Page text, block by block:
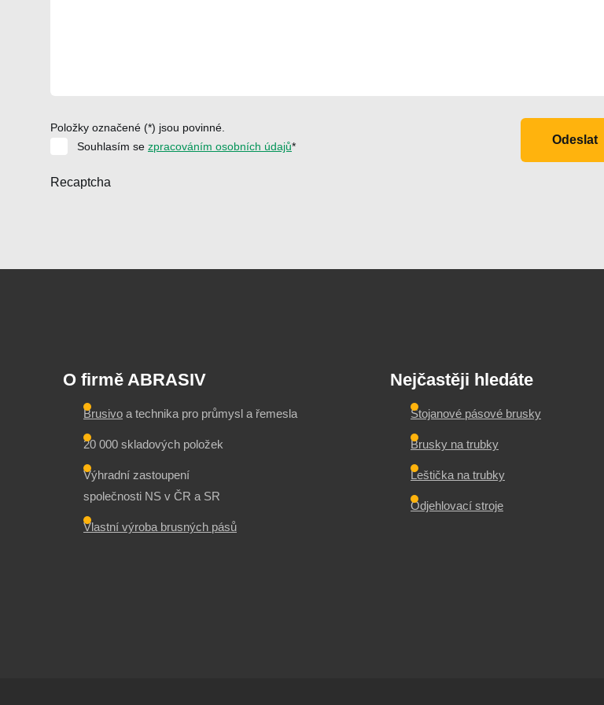
Položky označené (*) jsou povinné.
Souhlasím se zpracováním osobních údajů* Odeslat
Recaptcha
O firmě ABRASIV
Brusivo a technika pro průmysl a řemesla
20 000 skladových položek
Výhradní zastoupení
společnosti NS v ČR a SR
Vlastní výroba brusných pásů
Nejčastěji hledáte
Stojanové pásové brusky
Brusky na trubky
Leštička na trubky
Odjehlovací stroje